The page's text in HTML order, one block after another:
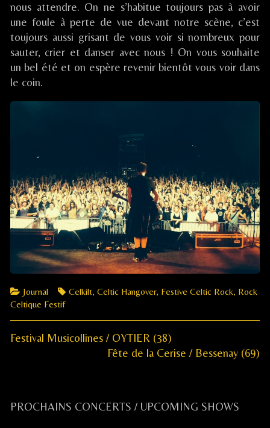
Victor
sur
Loire
(42),
nous attendre. On ne s’habitue toujours pas à avoir
une foule à perte de vue devant notre scène, c’est
toujours aussi grisant de vous voir si nombreux pour
sauter, crier et danser avec nous ! On vous souhaite
un bel été et on espère revenir bientôt vous voir dans
le coin.
Categories
Journal Tags
Celkilt, Celtic Hangover, Festive Celtic Rock, Rock
Celtique Festif
Navigation
Previous
Festival Musicollines / OYTIER (38)
Next
Fête de la Cerise / Bessenay (69)
Primary
PROCHAINS CONCERTS / UPCOMING SHOWS